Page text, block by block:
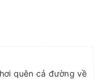
quên cả đường về